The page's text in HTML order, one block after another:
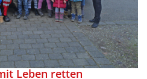
Leben retten